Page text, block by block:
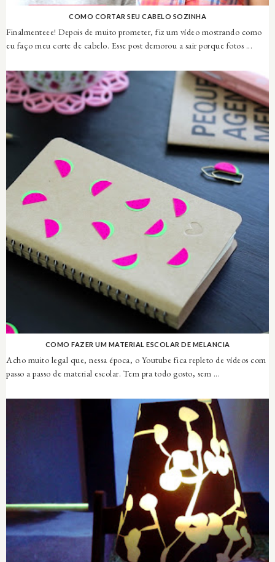
COMO CORTAR SEU CABELO SOZINHA
Finalmenteee! Depois de muito prometer, fiz um vídeo mostrando como
eu faço meu corte de cabelo. Esse post demorou a sair porque fotos ...
COMO FAZER UM MATERIAL ESCOLAR DE MELANCIA
Acho muito legal que, nessa época, o Youtube fica repleto de vídeos com
passo a passo de material escolar. Tem pra todo gosto, sem ...